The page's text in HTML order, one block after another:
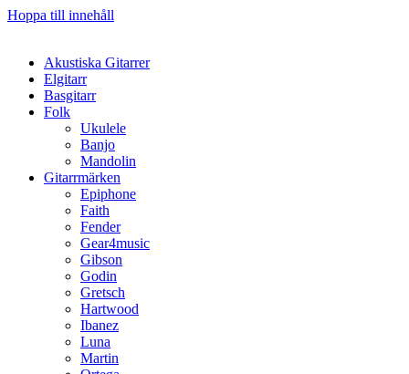
Hoppa till innehåll
Akustiska Gitarrer
Elgitarr
Basgitarr
Folk
Ukulele
Banjo
Mandolin
Gitarrmärken
Epiphone
Faith
Fender
Gear4music
Gibson
Godin
Gretsch
Hartwood
Ibanez
Luna
Martin